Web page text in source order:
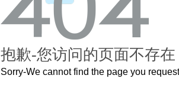
抱歉-您访问的页面不存在
Sorry-We cannot find the page you